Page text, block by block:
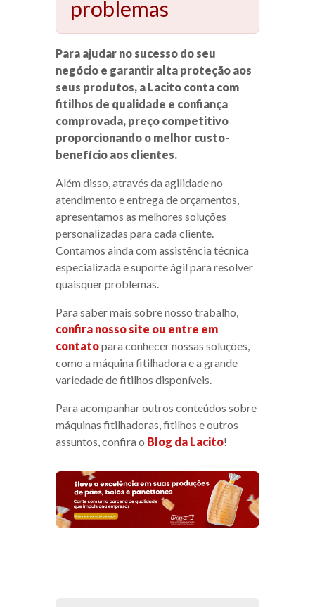
problemas
Para ajudar no sucesso do seu
negócio e garantir alta proteção aos
seus produtos, a Lacito conta com
fitilhos de qualidade e confiança
comprovada, preço competitivo
proporcionando o melhor custo-
benefício aos clientes.
Além disso, através da agilidade no
atendimento e entrega de orçamentos,
apresentamos as melhores soluções
personalizadas para cada cliente.
Contamos ainda com assistência técnica
especializada e suporte ágil para resolver
quaisquer problemas.
Para saber mais sobre nosso trabalho,
confira nosso site ou entre em
contatopara conhecer nossas soluções,
como a máquina fitilhadora e a grande
variedade de fitilhos disponíveis.
Para acompanhar outros conteúdos sobre
máquinas fitilhadoras, fitilhos e outros
assuntos, confira o Blog da Lacito!